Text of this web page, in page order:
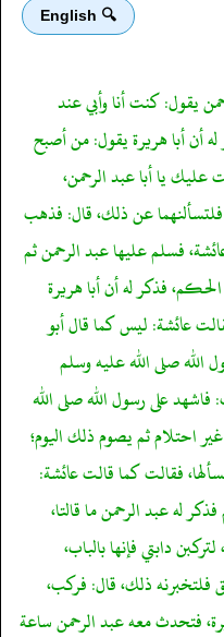
🔍 English
يقول: كنت أنا وأبي عند
أن أبا هريرة يقول: من أصبح
يا أبا عبد الرحمن،
فلتسألنهما عن ذلك، قال: فذهب
فسلم عليها عبد الرحمن ثم
فذكر له أن أبا هريرة
عائشة: ليس كما قال أبو
الله صلى الله عليه وسلم
فاشهد على رسول الله صلى الله
احتلام ثم يصوم ذلك اليوم؛
فقالت كما قالت عائشة:
له عبد الرحمن ما قالتا،
دابتي فإنها بالباب،
فلتخبرنه ذلك، قال: فركب،
فتحدث معه عبد الرحمن ساعة